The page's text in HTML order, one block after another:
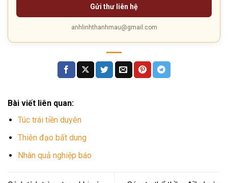
Gửi thư liên hệ
anhlinhthanhmau@gmail.com
Bài viết liên quan:
Túc trái tiền duyên
Thiên đạo bất dung
Nhân quả nghiệp báo